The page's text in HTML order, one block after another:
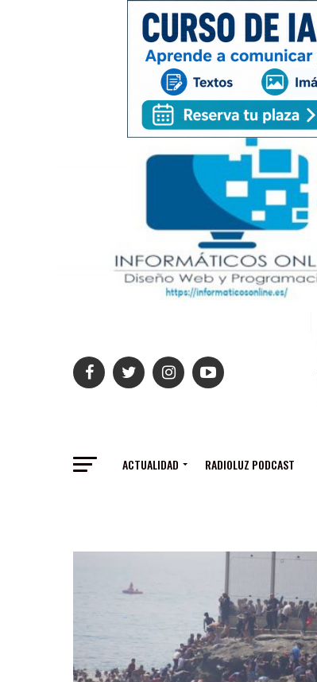
ACTUALIDAD RADIOLUZ PODCAST